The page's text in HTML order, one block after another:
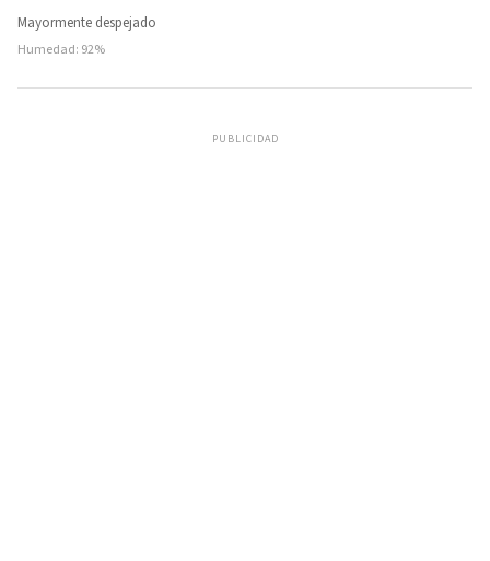
Mayormente despejado
Humedad: 92%
PUBLICIDAD